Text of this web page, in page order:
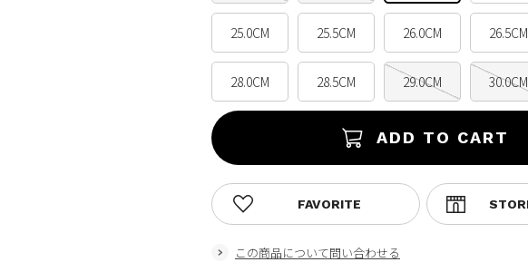
25.0CM 25.5CM 26.0CM 26.5CM
28.0CM 28.5CM 29.0CM 30.0CM
ADD TO CART
この商品について問い合わせる
FAVORITE